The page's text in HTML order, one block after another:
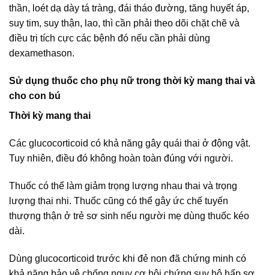
thần, loét dạ dày tá tràng, đái tháo đường, tăng huyết áp,
suy tim, suy thận, lao, thì cần phải theo dõi chặt chẽ và
điều trị tích cực các bệnh đó nếu cần phải dùng
dexamethason.
Sử dụng thuốc cho phụ nữ trong thời kỳ mang thai và
cho con bú
Thời kỳ mang thai
Các glucocorticoid có khả năng gây quái thai ở động vật.
Tuy nhiên, điều đó không hoàn toàn đúng với người.
Thuốc có thể làm giảm trọng lượng nhau thai và trọng
lượng thai nhi. Thuốc cũng có thể gây ức chế tuyến
thượng thận ở trẻ sơ sinh nếu người mẹ dùng thuốc kéo
dài.
Dùng glucocorticoid trước khi đẻ non đã chứng minh có